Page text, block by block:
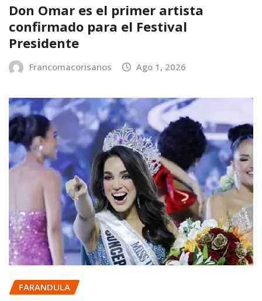
Don Omar es el primer artista
confirmado para el Festival
Presidente
Francomacorisanos Ago 1, 2026
FARANDULA